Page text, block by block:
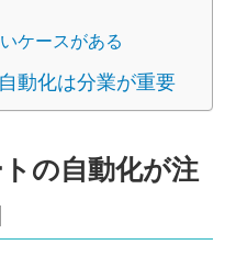
ケースがある
動化は分業が重要
の自動化が注